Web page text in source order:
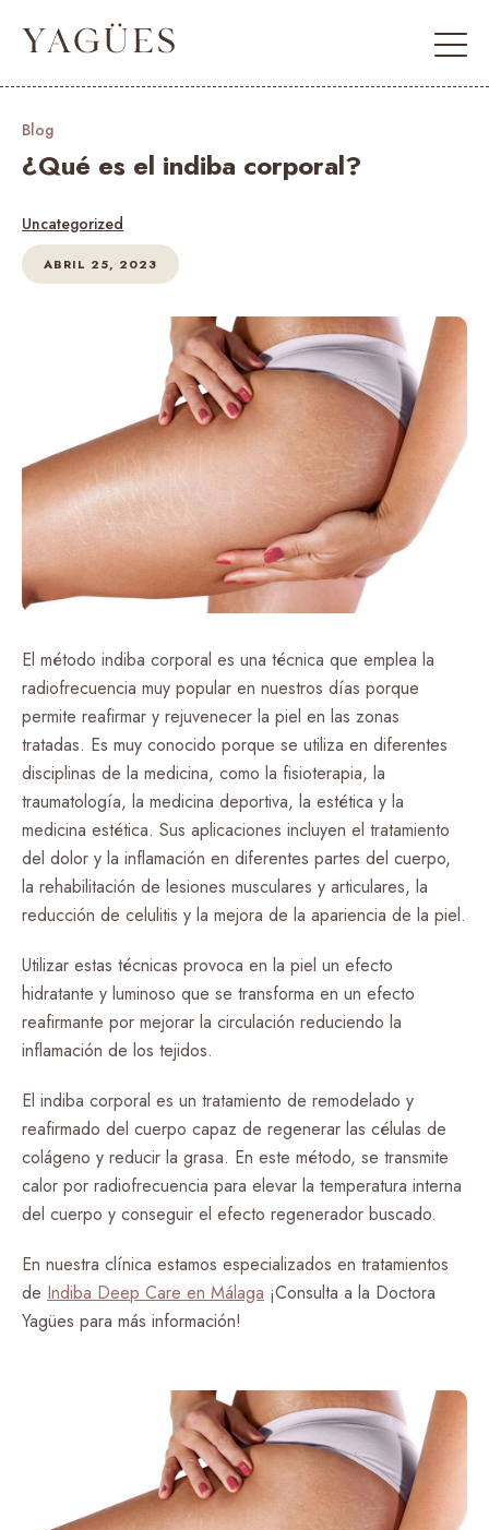
Blog
¿Qué es el indiba corporal?
Uncategorized
ABRIL 25, 2023
El método indiba corporal es una técnica que emplea la
radiofrecuencia muy popular en nuestros días porque
permite reafirmar y rejuvenecer la piel en las zonas
tratadas. Es muy conocido porque se utiliza en diferentes
disciplinas de la medicina, como la fisioterapia, la
traumatología, la medicina deportiva, la estética y la
medicina estética. Sus aplicaciones incluyen el tratamiento
del dolor y la inflamación en diferentes partes del cuerpo,
la rehabilitación de lesiones musculares y articulares, la
reducción de celulitis y la mejora de la apariencia de la piel.
Utilizar estas técnicas provoca en la piel un efecto
hidratante y luminoso que se transforma en un efecto
reafirmante por mejorar la circulación reduciendo la
inflamación de los tejidos.
El indiba corporal es un tratamiento de remodelado y
reafirmado del cuerpo capaz de regenerar las células de
colágeno y reducir la grasa. En este método, se transmite
calor por radiofrecuencia para elevar la temperatura interna
del cuerpo y conseguir el efecto regenerador buscado.
En nuestra clínica estamos especializados en tratamientos
de Indiba Deep Care en Málaga ¡Consulta a la Doctora
Yagües para más información!